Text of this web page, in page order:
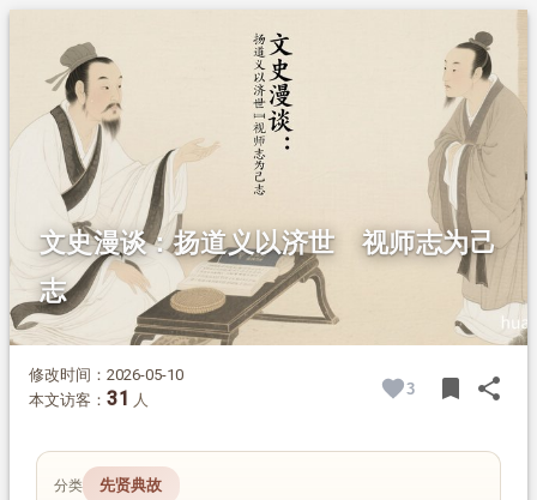
正文
2.1. 学以明道
2.2.
崇礼行仁
2.3.师志己志
文史漫谈：扬道义以济世 视师志为己
志
修改时间：2026-05-10
本文访客： 31 人
3 bookmark share
分类 先贤典故